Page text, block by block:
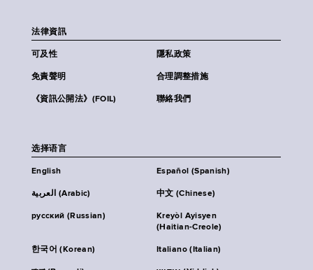
法律資訊
可及性 隱私政策
免責聲明 合理調整措施
《資訊公開法》(FOIL) 聯絡我們
选择语言
English Español (Spanish)
العربية (Arabic) 中文 (Chinese)
русский (Russian)
Kreyòl Ayisyen
(Haitian-Creole)
한국어 (Korean) Italiano (Italian)